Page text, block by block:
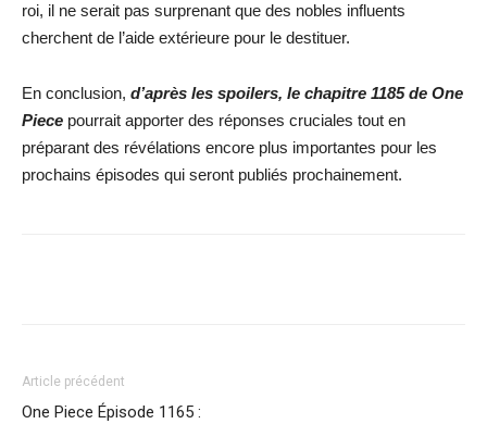
roi, il ne serait pas surprenant que des nobles influents
cherchent de l’aide extérieure pour le destituer.
En conclusion, d’après les spoilers, le chapitre 1185 de One
Piece pourrait apporter des réponses cruciales tout en
préparant des révélations encore plus importantes pour les
prochains épisodes qui seront publiés prochainement.
Article précédent
One Piece Épisode 1165 :